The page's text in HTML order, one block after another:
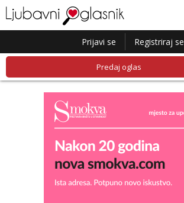
Prijavi se Registriraj se
Predaj oglas